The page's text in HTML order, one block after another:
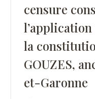
censure
la
GOUZES,
et-Garonne